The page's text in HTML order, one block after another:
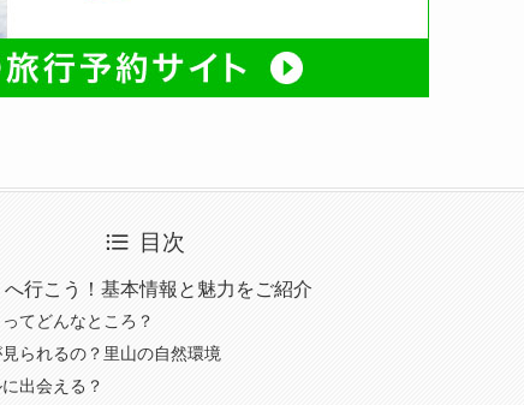
目次
行こう！基本情報と魅力をご紹介
てどんなところ？
られるの？里山の自然環境
出会える？